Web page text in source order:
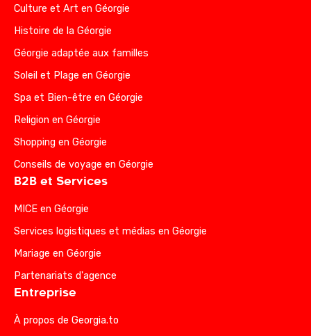
Culture et Art en Géorgie
Histoire de la Géorgie
Géorgie adaptée aux familles
Soleil et Plage en Géorgie
Spa et Bien-être en Géorgie
Religion en Géorgie
Shopping en Géorgie
Conseils de voyage en Géorgie
B2B et Services
MICE en Géorgie
Services logistiques et médias en Géorgie
Mariage en Géorgie
Partenariats d'agence
Entreprise
À propos de Georgia.to